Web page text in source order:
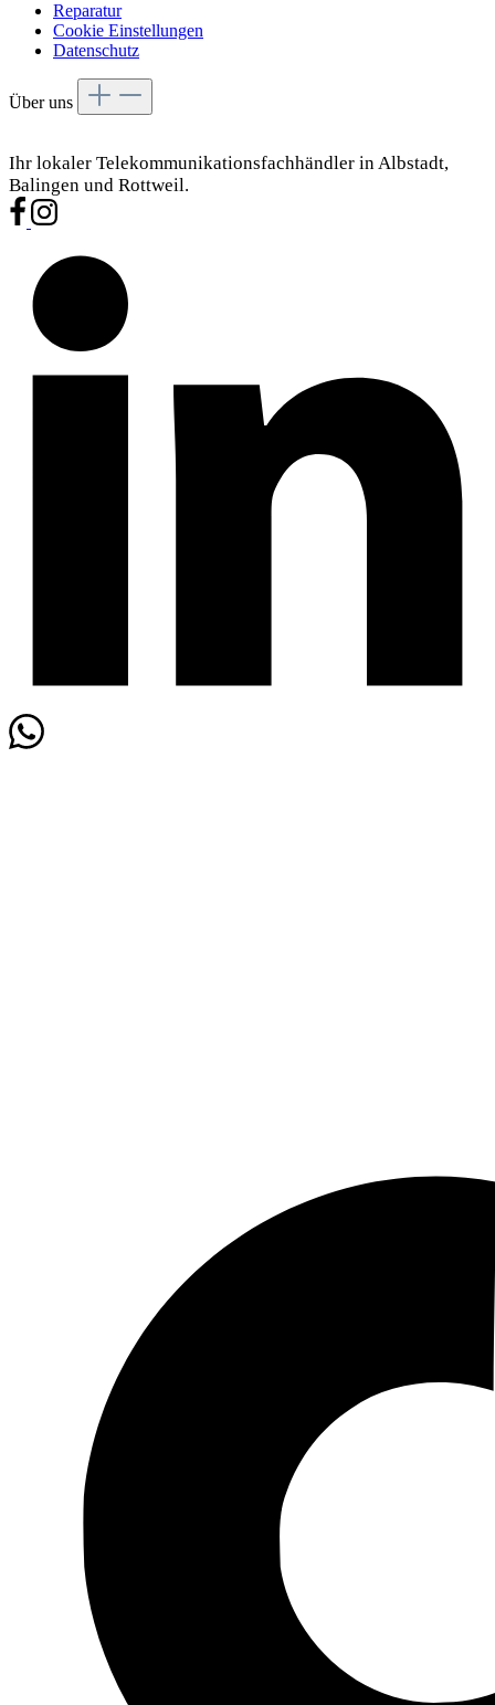
Reparatur
Cookie Einstellungen
Datenschutz
Über uns
Ihr lokaler Telekommunikationsfachhändler in Albstadt,
Balingen und Rottweil.